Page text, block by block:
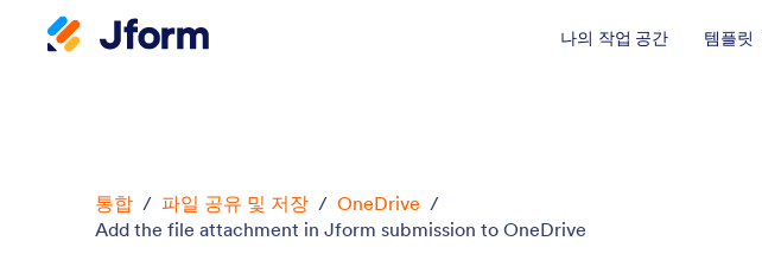
나의 작업 공간 템플릿
통합 / 파일 공유 및 저장 / OneDrive /
Add the file attachment in Jform submission to OneDrive